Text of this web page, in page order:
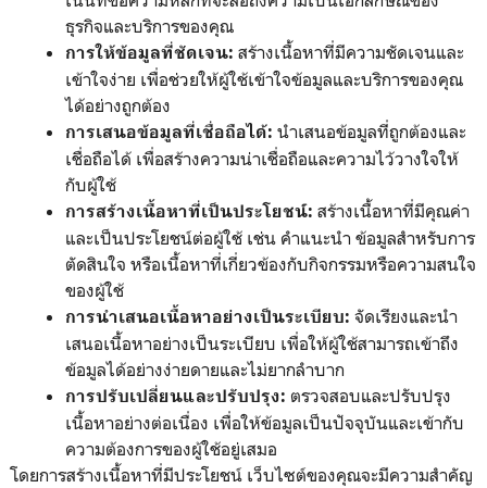
ธุรกิจและบริการของคุณ
การให้ข้อมูลที่ชัดเจน: สร้างเนื้อหาที่มีความชัดเจนและ
เข้าใจง่าย เพื่อช่วยให้ผู้ใช้เข้าใจข้อมูลและบริการของคุณ
ได้อย่างถูกต้อง
การเสนอข้อมูลที่เชื่อถือได้: นำเสนอข้อมูลที่ถูกต้องและ
เชื่อถือได้ เพื่อสร้างความน่าเชื่อถือและความไว้วางใจให้
กับผู้ใช้
การสร้างเนื้อหาที่เป็นประโยชน์: สร้างเนื้อหาที่มีคุณค่า
และเป็นประโยชน์ต่อผู้ใช้ เช่น คำแนะนำ ข้อมูลสำหรับการ
ตัดสินใจ หรือเนื้อหาที่เกี่ยวข้องกับกิจกรรมหรือความสนใจ
ของผู้ใช้
การนำเสนอเนื้อหาอย่างเป็นระเบียบ: จัดเรียงและนำ
เสนอเนื้อหาอย่างเป็นระเบียบ เพื่อให้ผู้ใช้สามารถเข้าถึง
ข้อมูลได้อย่างง่ายดายและไม่ยากลำบาก
การปรับเปลี่ยนและปรับปรุง: ตรวจสอบและปรับปรุง
เนื้อหาอย่างต่อเนื่อง เพื่อให้ข้อมูลเป็นปัจจุบันและเข้ากับ
ความต้องการของผู้ใช้อยู่เสมอ
โดยการสร้างเนื้อหาที่มีประโยชน์ เว็บไซต์ของคุณจะมีความสำคัญ